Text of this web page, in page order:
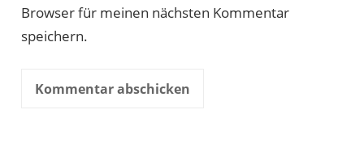
Browser für meinen nächsten Kommentar
speichern.